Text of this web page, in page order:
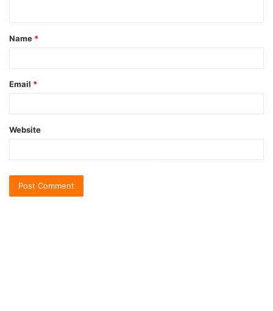
Name *
Email *
Website